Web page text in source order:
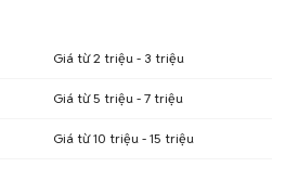
Giá từ 2 triệu - 3 triệu
Giá từ 5 triệu - 7 triệu
Giá từ 10 triệu - 15 triệu